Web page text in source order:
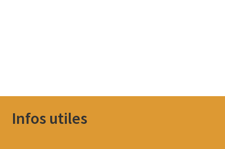
Infos utiles